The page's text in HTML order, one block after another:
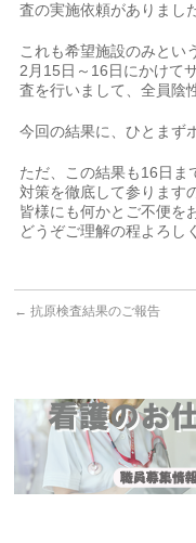
査の実施依頼がありまし
これも希望施設のみとい
2月15日～16日にかけて
査を行いまして、全員陰
今回の結果に、ひとまず
ただ、この結果も16日ま
対策を徹底して参ります
皆様にも何かとご不便を
どうぞご理解の程よろし
← 抗原検査結果のご報告